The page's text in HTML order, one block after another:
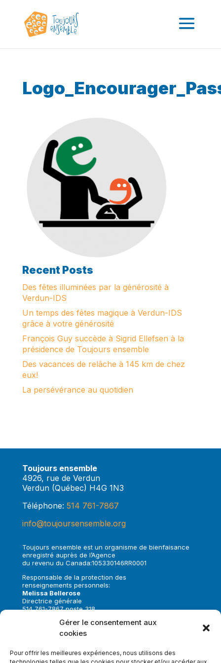
Gérer le consentement aux
cookies
Pour offrir les meilleures expériences, nous utilisons des
Recent Posts
Des fêtes illuminées par la générosité à
Verdun-IDS
Un temps des fêtes magique à Verdun-IDS
grâce à votre générosité
François Guy succède à Sigrid Ellefsen à la
présidence de Toujours ensemble
Des vacances de relâche à 145 km de chez
eux!
La persévérance au quotidien
Toujours ensemble
4926, rue de Verdun
Verdun (Québec) H4G 1N3
Téléphone: 514 761-7867
info@toujoursensemble.org
Toujours ensemble est un organisme de bienfaisance
enregistré auprès de l’Agence
du revenu du Canada:105330146RR0001
Responsable de la protection des
renseignements personnels:
Melissa Bellerose
Directrice générale
514 761-7867 poste 318